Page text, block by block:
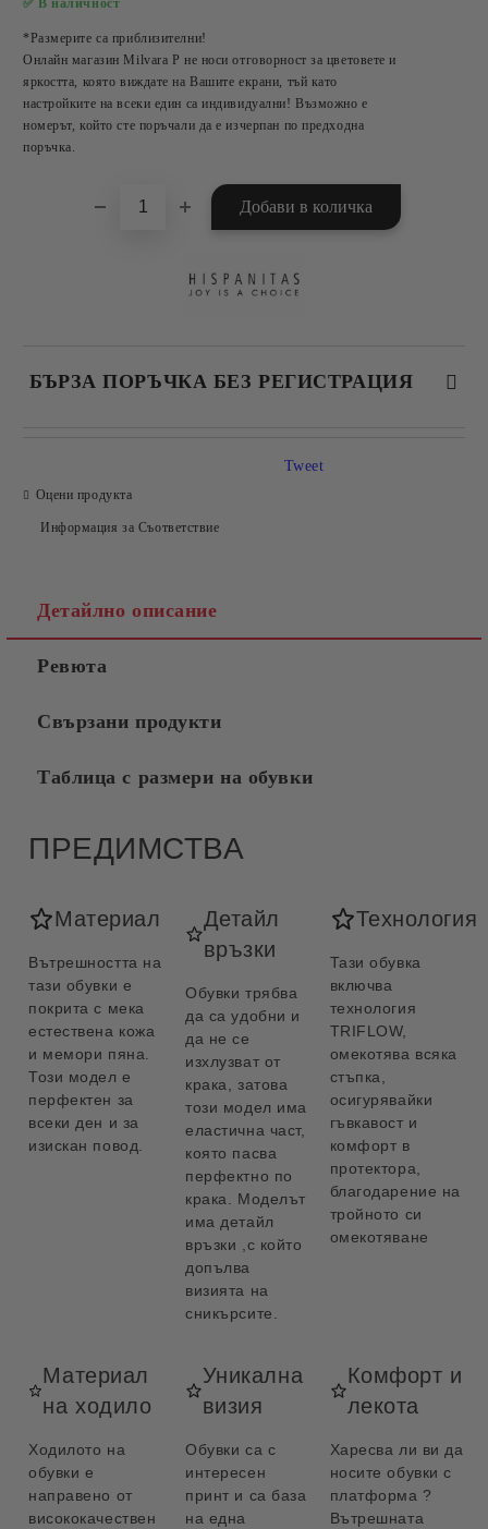
✅ В наличност
*Размерите са приблизителни!
Онлайн магазин Milvara P не носи отговорност за цветовете и
яркостта, която виждате на Вашите екрани, тъй като
настройките на всеки един са индивидуални! Възможно е
номерът, който сте поръчали да е изчерпан по предходна
поръчка.
БЪРЗА ПОРЪЧКА БЕЗ РЕГИСТРАЦИЯ
Оцени продукта
Информация за Съответствие
Tweet
Детайлно описание
Ревюта
Свързани продукти
Таблица с размери на обувки
ПРЕДИМСТВА
Материал
Вътрешността на
тази обувки е
покрита с мека
естествена кожа
и мемори пяна.
Този модел е
перфектен за
всеки ден и за
изискан повод.
Детайл
връзки
Обувки трябва
да са удобни и
да не се
изхлузват от
крака, затова
този модел има
еластична част,
която пасва
перфектно по
крака. Моделът
има детайл
връзки ,с който
допълва
визията на
сникърсите.
Технология
Тази обувка
включва
технология
TRIFLOW,
омекотява всяка
стъпка,
осигурявайки
гъвкавост и
комфорт в
протектора,
благодарение на
тройното си
омекотяване
Материал
на ходило
Ходилото на
обувки е
направено от
висококачествен
Уникална
визия
Обувки са с
интересен
принт и са база
на една
Комфорт и
лекота
Харесва ли ви да
носите обувки с
платформа ?
Вътрешната